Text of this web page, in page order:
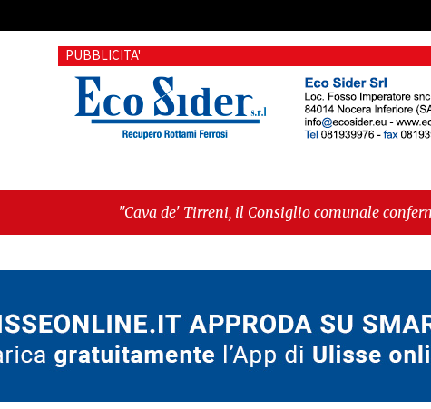
PUBBLICITA'
"Cava de' Tirreni, il Consiglio comunale conferma Sara
voto" -"Vietri sul Mare, giornata storica: la ceramica